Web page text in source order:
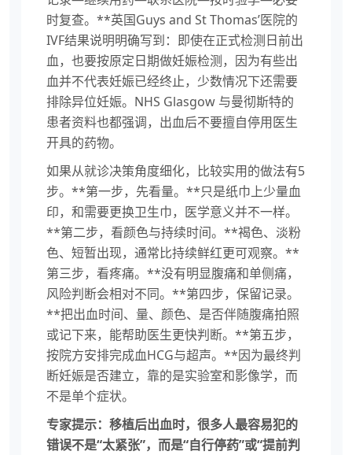
时复查。**英国Guys and St Thomas’医院的
IVF结果说明明确写到：即使在正式检测日前出
血，也要按原定日期做妊娠检测，因为有些出
血并不代表妊娠已经终止，少数情况下还需要
排除异位妊娠。NHS Glasgow 与曼彻斯特的
患者资料也都强调，出血后不要擅自停用医生
开具的药物。
如果从就诊决策角度细化，比较实用的做法有5
步。**第一步，先看量。**只是纸巾上少量血
印，和需要更换卫生巾，医学意义并不一样。
**第二步，看颜色与持续时间。**褐色、淡粉
色、短暂出现，通常比持续鲜红更可观察。**
第三步，看疼痛。**没有明显腹痛和单侧痛，
风险判断会相对不同。**第四步，保留记录。
**把出血时间、量、颜色、是否伴随腹痛拍照
或记下来，能帮助医生更快判断。**第五步，
按院方安排完成血HCG与超声。**因为最终判
断妊娠是否建立，靠的是实验室和影像学，而
不是单个症状。
专家提示：移植后出血时，很多人最容易犯的
错误不是“太紧张”，而是“自行停药”或“提前判